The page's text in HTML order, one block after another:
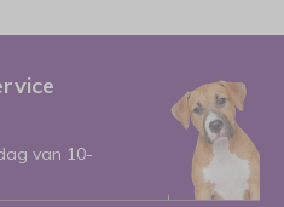
van 10-